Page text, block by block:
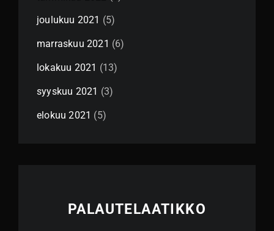
joulukuu 2021 (5)
marraskuu 2021 (6)
lokakuu 2021 (13)
syyskuu 2021 (3)
elokuu 2021 (5)
PALAUTELAATIKKO